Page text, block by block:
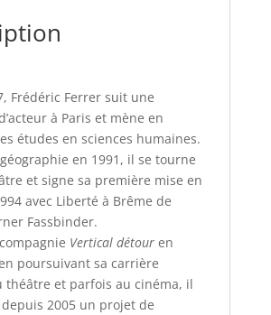
Frédéric Ferrer suit une
à Paris et mène en
études en sciences humaines.
en 1991, il se tourne
et signe sa première mise en
avec Liberté à Brême de
Fassbinder.
Vertical détouren
poursuivant sa carrière
théâtre et parfois au cinéma, il
2005 un projet de